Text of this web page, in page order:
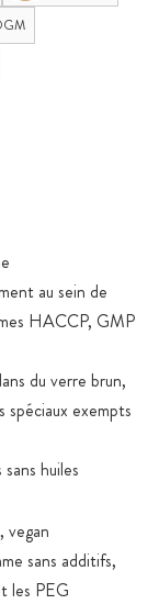
au sein de
HACCP, GMP
du verre brun,
spéciaux exempts
huiles
vegan
sans additifs,
les PEG